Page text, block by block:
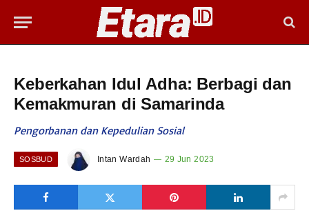
Keberkahan Idul Adha: Berbagi dan
Kemakmuran di Samarinda
Pengorbanan dan Kepedulian Sosial
SOSBUD Intan Wardah 29 Jun 2023